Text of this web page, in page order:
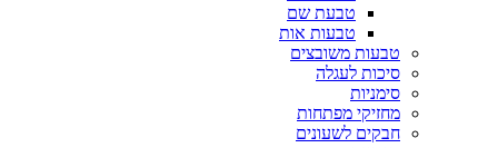
טבעת שם
טבעות אות
טבעות משובצים
סיכות לעגלה
סימניות
מחזיקי מפתחות
חבקים לשעונים